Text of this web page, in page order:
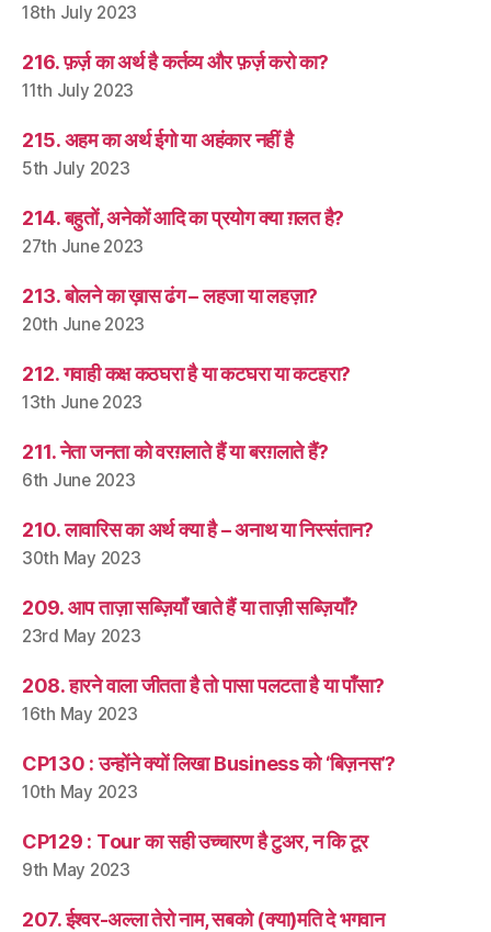
18th July 2023
216. फ़र्ज़ का अर्थ है कर्तव्य और फ़र्ज़ करो का?
11th July 2023
215. अहम का अर्थ ईगो या अहंकार नहीं है
5th July 2023
214. बहुतों, अनेकों आदि का प्रयोग क्या ग़लत है?
27th June 2023
213. बोलने का ख़ास ढंग – लहजा या लहज़ा?
20th June 2023
212. गवाही कक्ष कठघरा है या कटघरा या कटहरा?
13th June 2023
211. नेता जनता को वरग़लाते हैं या बरग़लाते हैं?
6th June 2023
210. लावारिस का अर्थ क्या है – अनाथ या निस्संतान?
30th May 2023
209. आप ताज़ा सब्ज़ियाँ खाते हैं या ताज़ी सब्ज़ियाँ?
23rd May 2023
208. हारने वाला जीतता है तो पासा पलटता है या पाँसा?
16th May 2023
CP130 : उन्होंने क्यों लिखा Business को ‘बिज़नस’?
10th May 2023
CP129 : Tour का सही उच्चारण है टुअर, न कि टूर
9th May 2023
207. ईश्वर-अल्ला तेरो नाम, सबको (क्या)मति दे भगवान